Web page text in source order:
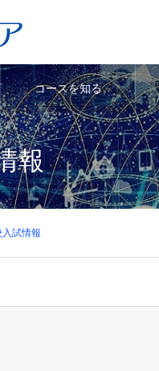
コースを知る
報
入試情報